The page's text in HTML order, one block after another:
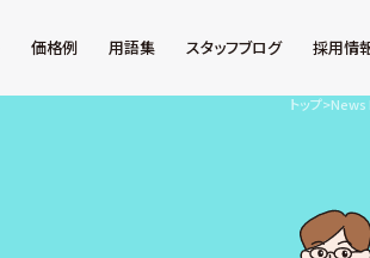
価格例 用語集 スタッフブログ 採用情
トップ>News